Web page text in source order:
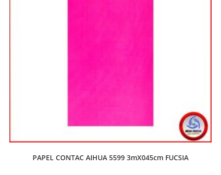
PAPEL CONTAC AIHUA 5599 3mX045cm FUCSIA